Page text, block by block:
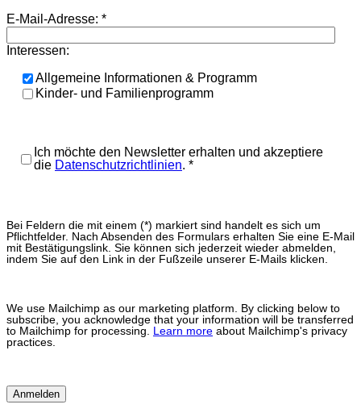
E-Mail-Adresse: *
Interessen:
Allgemeine Informationen & Programm
Kinder- und Familienprogramm
Ich möchte den Newsletter erhalten und akzeptiere
die Datenschutzrichtlinien. *
Bei Feldern die mit einem (*) markiert sind handelt es sich um
Pflichtfelder. Nach Absenden des Formulars erhalten Sie eine E-Mail
mit Bestätigungslink. Sie können sich jederzeit wieder abmelden,
indem Sie auf den Link in der Fußzeile unserer E-Mails klicken.
We use Mailchimp as our marketing platform. By clicking below to
subscribe, you acknowledge that your information will be transferred
to Mailchimp for processing. Learn more about Mailchimp's privacy
practices.